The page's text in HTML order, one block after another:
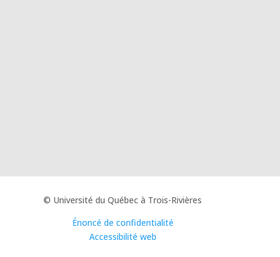
© Université du Québec à Trois-Rivières
Énoncé de confidentialité
Accessibilité web